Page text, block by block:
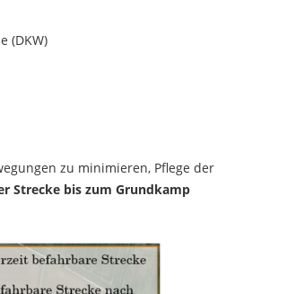
(DKW)
zu minimieren, Pflege der
Strecke bis zum Grundkamp